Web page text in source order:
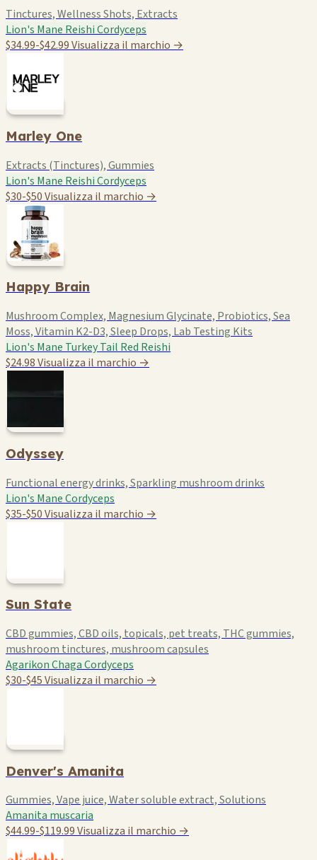
Tinctures, Wellness Shots, Extracts
Lion's Mane ReishiCordyceps
$34.99-$42.99Visualizza il marchio →
Marley One
Extracts (Tinctures), Gummies
Lion's Mane ReishiCordyceps
$30-$50Visualizza il marchio →
Happy Brain
Mushroom Complex, Magnesium Glycinate, Probiotics, Sea
Moss, Vitamin K2-D3, Sleep Drops, Lab Testing Kits
Lion's Mane Turkey Tail Red Reishi
$24.98Visualizza il marchio →
Odyssey
Functional energy drinks, Sparkling mushroom drinks
Lion's ManeCordyceps
$35-$50Visualizza il marchio →
Sun State
CBD gummies, CBD oils, topicals, pet treats, THC gummies,
mushroom tinctures, mushroom capsules
AgarikonChagaCordyceps
$30-$45Visualizza il marchio →
Denver's Amanita
Gummies, Vape juice, Water soluble extract, Solutions
Amanita muscaria
$44.99-$119.99Visualizza il marchio →